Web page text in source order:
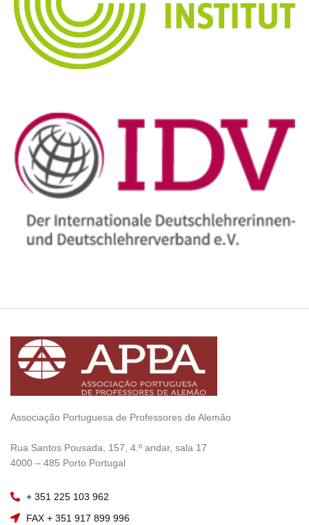
Associação Portuguesa de Professores de Alemão
Rua Santos Pousada, 157, 4.º andar, sala 17
4000 – 485 Porto Portugal
+ 351 225 103 962
FAX + 351 917 899 996